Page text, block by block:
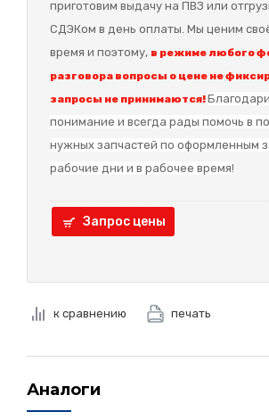
приготовим выдачу на ПВЗ или
СДЭКом в день оплаты. Мы ценим
время и поэтому, в режиме любого
разговора вопросы о цене не
запросы не принимаются!
понимание и всегда рады помочь в
нужных запчастей по оформленным
рабочие дни и в рабочее время!
Запрос цены
к сравнению печать
Аналоги